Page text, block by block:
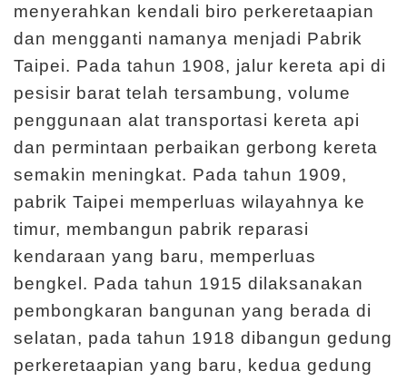
f
o
r
m
a
s
i
P
a
m
e
r
menyerahkan kendali biro perkeretaapian
dan mengganti namanya menjadi Pabrik
Taipei. Pada tahun 1908, jalur kereta api di
pesisir barat telah tersambung, volume
penggunaan alat transportasi kereta api
dan permintaan perbaikan gerbong kereta
semakin meningkat. Pada tahun 1909,
pabrik Taipei memperluas wilayahnya ke
timur, membangun pabrik reparasi
kendaraan yang baru, memperluas
bengkel. Pada tahun 1915 dilaksanakan
pembongkaran bangunan yang berada di
selatan, pada tahun 1918 dibangun gedung
perkeretaapian yang baru, kedua gedung